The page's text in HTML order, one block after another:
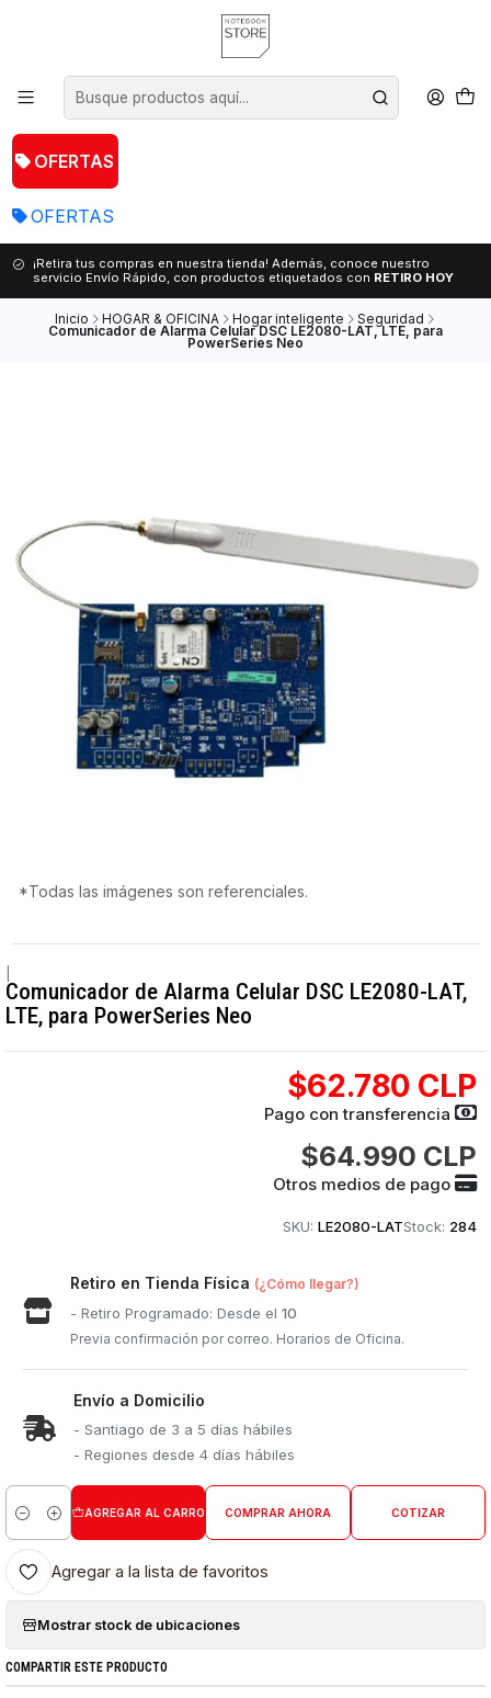
OFERTAS
OFERTAS
¡Retira tus compras en nuestra tienda! Además, conoce nuestro
servicio Envío Rápido, con productos etiquetados con RETIRO HOY
Inicio HOGAR & OFICINA Hogar inteligente Seguridad
Comunicador de Alarma Celular DSC LE2080-LAT, LTE, para
PowerSeries Neo
*Todas las imágenes son referenciales.
Comunicador de Alarma Celular DSC LE2080-LAT,
LTE, para PowerSeries Neo
$62.780 CLP
Pago con transferencia
$64.990 CLP
Otros medios de pago
SKU: LE2080-LATStock: 284
Retiro en Tienda Física (¿Cómo llegar?)
- Retiro Programado: Desde el10
Previa confirmación por correo. Horarios de Oficina.
Envío a Domicilio
- Santiago de 3 a 5 días hábiles
- Regiones desde 4 días hábiles
Cantidad
AGREGAR AL CARRO COMPRAR AHORA COTIZAR
Agregar a la lista de favoritos
Mostrar stock de ubicaciones
COMPARTIR ESTE PRODUCTO